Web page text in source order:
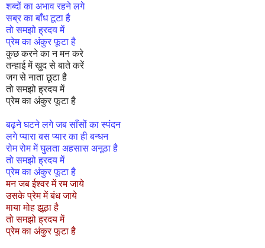
शब्दों का अभाव रहने लगे
सब्र का बाँध टूटा है
तो समझो ह्रदय में
प्रेम का अंकुर फूटा है
कुछ करने का न मन करे
तन्हाई में खुद से बाते करें
जग से नाता छूटा है
तो समझो ह्रदय में
प्रेम का अंकुर फूटा है
बढ़ने घटने लगे जब साँसों का स्पंदन
लगे प्यारा बस प्यार का ही बन्धन
रोम रोम में घुलता अहसास अनूठा है
तो समझो ह्रदय में
प्रेम का अंकुर फूटा है
मन जब ईश्वर में रम जाये
उसके प्रेम में बंध जाये
माया मोह झूठा है
तो समझो ह्रदय में
प्रेम का अंकुर फूटा है